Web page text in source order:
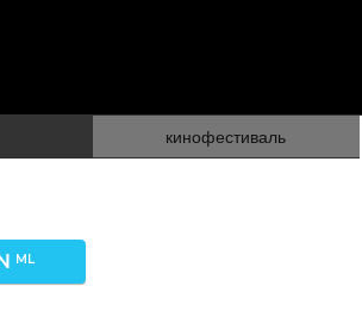
кинофестиваль
ML